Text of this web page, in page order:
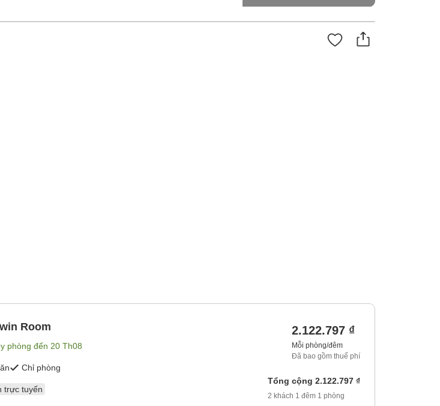
Room
phòng đến 20 Th08
Chỉ phòng
trực tuyến
2.122.797 ₫
Mỗi phòng/đêm
Đã bao gồm thuế phí
Tổng cộng 2.122.797 ₫
2 khách 1 đêm 1 phòng